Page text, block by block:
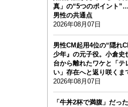
真」の“5つのポイント
男性の共通点
2026年08月07日
男性CM起用4位の“隠れ
少年』の元子役。小倉史
台から離れたワケと「テ
い」存在へと返り咲くま
2026年08月07日
「牛丼2杯で満腹」だっ